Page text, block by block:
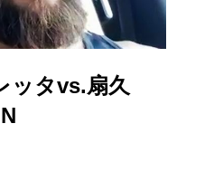
ッタvs.扇久